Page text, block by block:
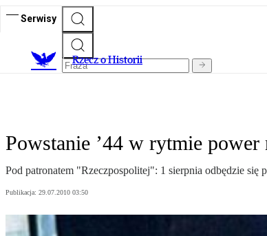
Serwisy
Rzecz o Historii
Powstanie ’44 w rytmie power
Pod patronatem "Rzeczpospolitej": 1 sierpnia odbędzie
Publikacja: 29.07.2010 03:50